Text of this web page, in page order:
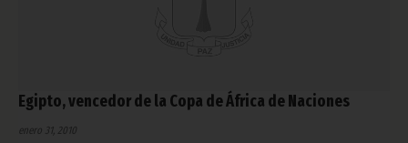
Egipto, vencedor de la Copa de África de Naciones
enero 31, 2010